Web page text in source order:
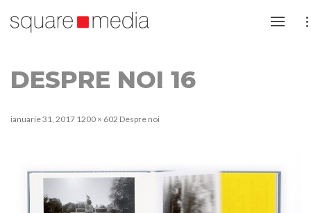
DESPRE NOI 16
ianuarie 31, 2017 1200 × 602 Despre noi